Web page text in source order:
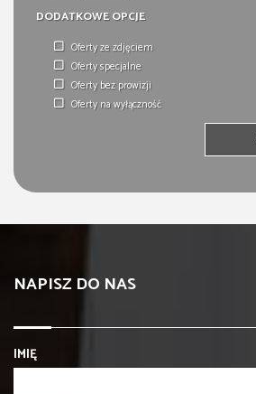
DODATKOWE OPCJE
Oferty ze zdjęciem
Oferty specjalne
Oferty bez prowizji
Oferty na wyłączność
NAPISZ DO NAS
IMIĘ